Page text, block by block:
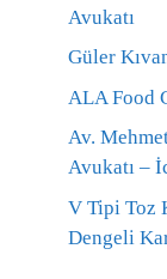
Avukatı
Güler
ALA Food
Av.
Avukatı –
V Tipi Toz
Dengeli